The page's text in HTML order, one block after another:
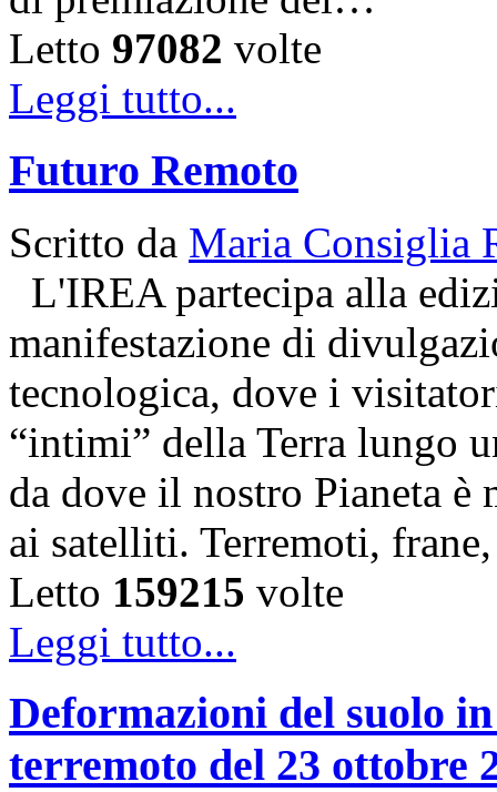
Letto 97082 volte
Leggi tutto...
Futuro Remoto
Scritto da Maria Consiglia
L'IREA partecipa alla
manifestazione di
tecnologica, dove i
“intimi” della Terra lungo
da dove il nostro Pianeta è
ai satelliti. Terremoti,
Letto 159215 volte
Leggi tutto...
Deformazioni del suolo
terremoto del 23 ottobre